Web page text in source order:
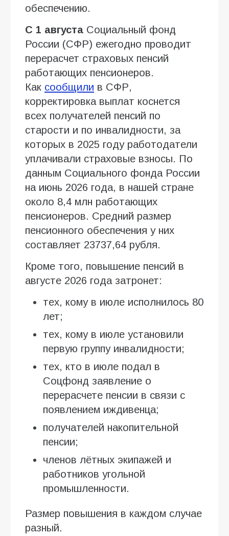
обеспечению.
С 1 августа Социальный фонд
России (СФР) ежегодно проводит
перерасчет страховых пенсий
работающих пенсионеров.
Как сообщили в СФР,
корректировка выплат коснется
всех получателей пенсий по
старости и по инвалидности, за
которых в 2025 году работодатели
уплачивали страховые взносы. По
данным Социального фонда России
на июнь 2026 года, в нашей стране
около 8,4 млн работающих
пенсионеров. Средний размер
пенсионного обеспечения у них
составляет 23737,64 рубля.
Кроме того, повышение пенсий в
августе 2026 года затронет:
тех, кому в июле исполнилось 80
лет;
тех, кому в июле установили
первую группу инвалидности;
тех, кто в июле подал в
Соцфонд заявление о
перерасчете пенсии в связи с
появлением иждивенца;
получателей накопительной
пенсии;
членов лётных экипажей и
работников угольной
промышленности.
Размер повышения в каждом случае
разный.